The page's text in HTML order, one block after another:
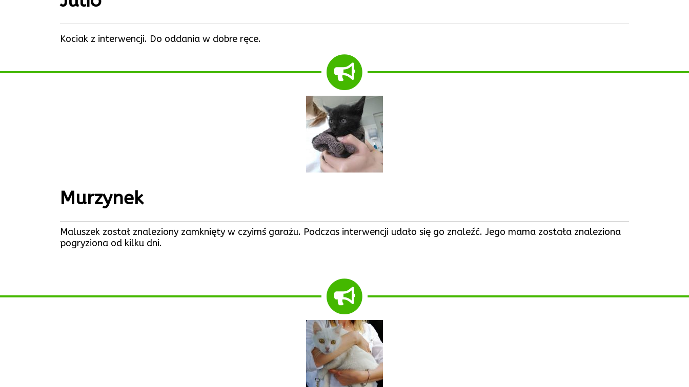
Kociak z interwencji. Do oddania w dobre ręce.
Murzynek
Maluszek został znaleziony zamknięty w czyimś garażu. Podczas interwencji udało się go znaleźć. Jego mama została znaleziona
pogryziona od kilku dni.